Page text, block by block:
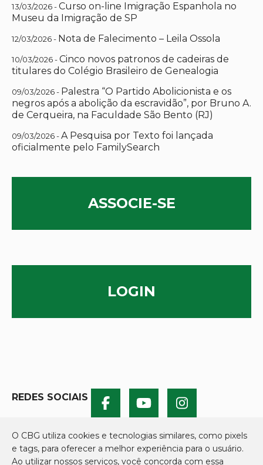
13/03/2026 -Curso on-line Imigração Espanhola no
Museu da Imigração de SP
12/03/2026 - Nota de Falecimento – Leila Ossola
10/03/2026 -Cinco novos patronos de cadeiras de
titulares do Colégio Brasileiro de Genealogia
09/03/2026 - Palestra “O Partido Abolicionista e os
negros após a abolição da escravidão”, por Bruno A.
de Cerqueira, na Faculdade São Bento (RJ)
09/03/2026 -A Pesquisa por Texto foi lançada
oficialmente pelo FamilySearch
ASSOCIE-SE
LOGIN
REDES SOCIAIS
O CBG utiliza cookies e tecnologias similares, como pixels
e tags, para oferecer a melhor experiência para o usuário.
Ao utilizar nossos serviços, você concorda com essa